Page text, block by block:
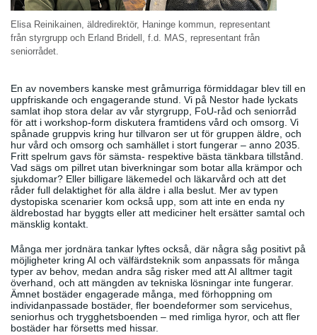
Elisa Reinikainen, äldredirektör, Haninge kommun, representant
från styrgrupp och Erland Bridell, f.d. MAS, representant från
seniorrådet.
En av novembers kanske mest gråmurriga förmiddagar blev till en
uppfriskande och engagerande stund. Vi på Nestor hade lyckats
samlat ihop stora delar av vår styrgrupp, FoU-råd och seniorråd
för att i workshop-form diskutera framtidens vård och omsorg. Vi
spånade gruppvis kring hur tillvaron ser ut för gruppen äldre, och
hur vård och omsorg och samhället i stort fungerar – anno 2035.
Fritt spelrum gavs för sämsta- respektive bästa tänkbara tillstånd.
Vad sägs om pillret utan biverkningar som botar alla krämpor och
sjukdomar? Eller billigare läkemedel och läkarvård och att det
råder full delaktighet för alla äldre i alla beslut. Mer av typen
dystopiska scenarier kom också upp, som att inte en enda ny
äldrebostad har byggts eller att mediciner helt ersätter samtal och
mänsklig kontakt.
Många mer jordnära tankar lyftes också, där några såg positivt på
möjligheter kring AI och välfärdsteknik som anpassats för många
typer av behov, medan andra såg risker med att AI alltmer tagit
överhand, och att mängden av tekniska lösningar inte fungerar.
Ämnet bostäder engagerade många, med förhoppning om
individanpassade bostäder, fler boendeformer som servicehus,
seniorhus och trygghetsboenden – med rimliga hyror, och att fler
bostäder har försetts med hissar.